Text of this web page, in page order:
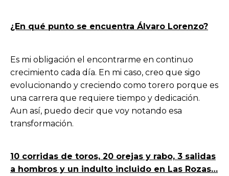
¿En qué punto se encuentra Álvaro Lorenzo?
Es mi obligación el encontrarme en continuo
crecimiento cada día. En mi caso, creo que sigo
evolucionando y creciendo como torero porque es
una carrera que requiere tiempo y dedicación.
Aun así, puedo decir que voy notando esa
transformación.
10 corridas de toros, 20 orejas y rabo, 3 salidas
a hombros y un indulto incluido en Las Rozas…